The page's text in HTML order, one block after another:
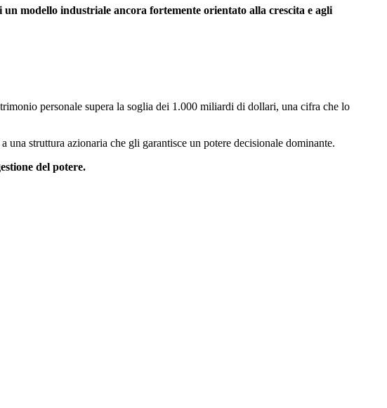
modello industriale ancora fortemente orientato alla crescita e agli
personale supera la soglia dei 1.000 miliardi di dollari, una cifra che lo
struttura azionaria che gli garantisce un potere decisionale dominante.
del potere.